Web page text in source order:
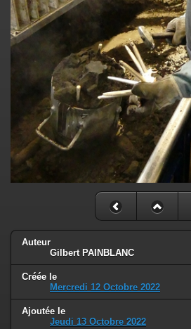
Auteur
Gilbert PAINBLANC
Créée le
Mercredi 12 Octobre 2022
Ajoutée le
Jeudi 13 Octobre 2022